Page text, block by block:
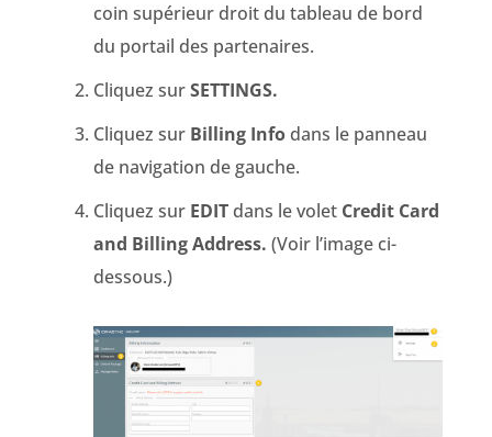
coin supérieur droit du tableau de bord
du portail des partenaires.
Cliquez surSETTINGS.
Cliquez sur Billing Infodans le panneau
de navigation de gauche.
Cliquez sur EDITdans le volet Credit Card
and Billing Address. (Voir l’image ci-
dessous.)